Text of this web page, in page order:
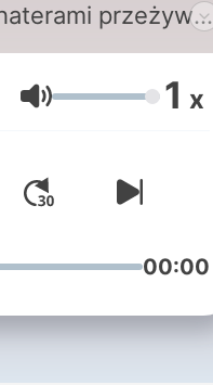
przeżywaj
smutki, wyobraź
umeblowanie
Widowiska
oraz
Żurakowska.
Volume 1 x
00:00